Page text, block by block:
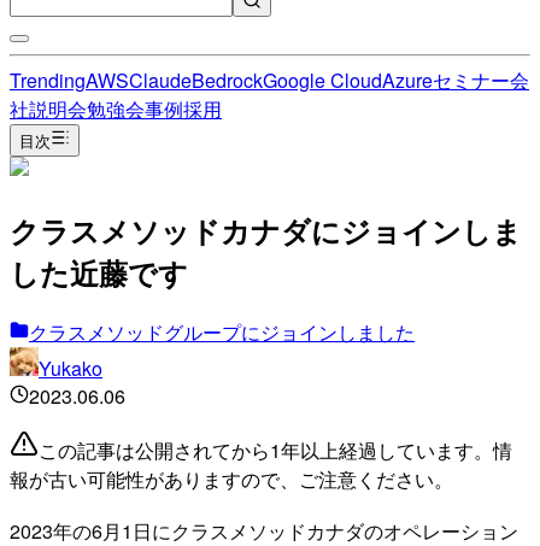
TrendingAWSClaudeBedrockGoogle CloudAzureセミナー会
社説明会勉強会事例採用
目次
クラスメソッドカナダにジョインしま
した近藤です
クラスメソッドグループにジョインしました
Yukako
2023.06.06
この記事は公開されてから1年以上経過しています。情
報が古い可能性がありますので、ご注意ください。
2023年の6月1日にクラスメソッドカナダのオペレーション